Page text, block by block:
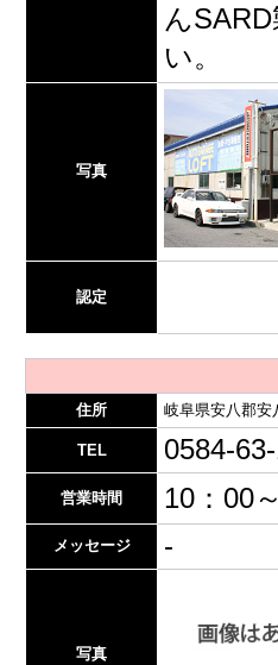
ん
い。
写真
認定
住所 岐阜県安八郡安
TEL 0584-
営業時間 10：00
メッセージ -
写真